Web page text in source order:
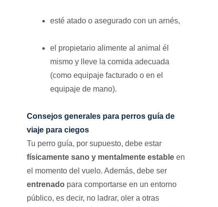
esté atado o asegurado con un arnés,
el propietario alimente al animal él
mismo y lleve la comida adecuada
(como equipaje facturado o en el
equipaje de mano).
Consejos generales para perros guía de
viaje para ciegos
Tu perro guía, por supuesto, debe estar
físicamente sano y mentalmente estableen
el momento del vuelo. Además, debe ser
entrenadopara comportarse en un entorno
público, es decir, no ladrar, oler a otras